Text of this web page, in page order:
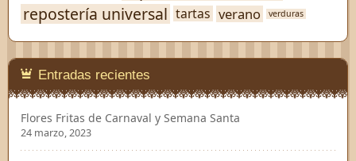
repostería universal tartas verano verduras
Entradas recientes
Flores Fritas de Carnaval y Semana Santa
24 marzo, 2023